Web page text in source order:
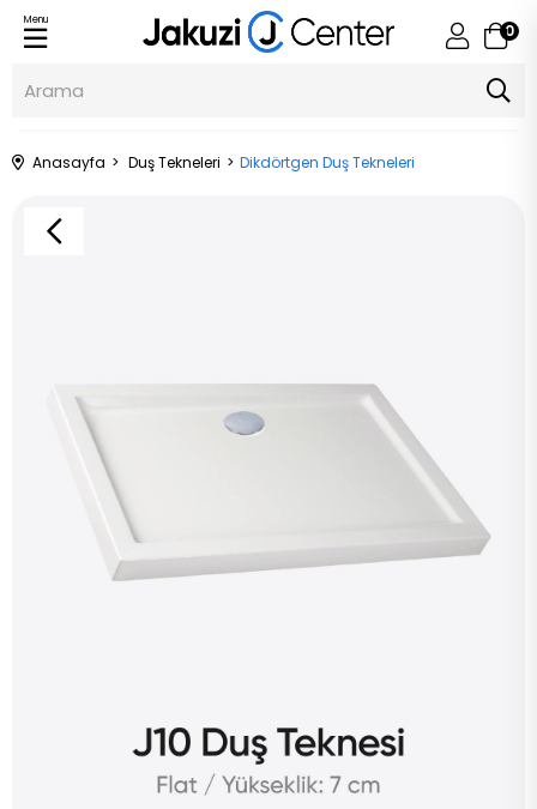
0
Menu
Anasayfa Duş Tekneleri Dikdörtgen Duş Tekneleri